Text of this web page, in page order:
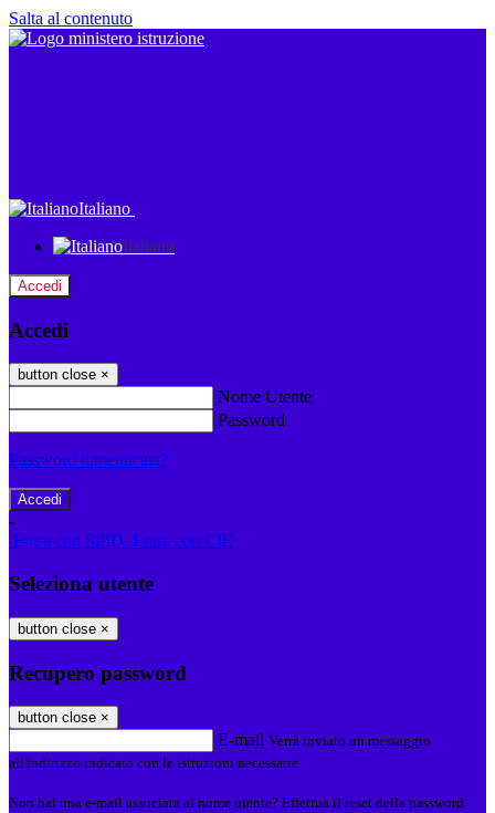
Salta al contenuto
Italiano
Italiano
Accedi
Accedi
button close ×
Nome Utente
Password
Password dimenticata?
-
Entra con SPID Entra con CIE
Seleziona utente
button close ×
Recupero password
button close ×
E-mail Verrà inviato un messaggio
all'indirizzo indicato con le istruzioni necessarie.
Non hai una e-mail associata al nome utente? Effettua il reset della password